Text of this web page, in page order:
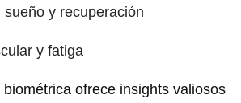
sueño y recuperación
y fatiga
ofrece insights valiosos